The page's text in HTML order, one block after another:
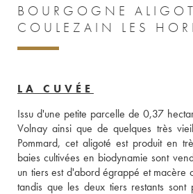
BOURGOGNE
COULEZAIN LES
LA CUVÉE
Issu d'une petite parcelle de 0,37
Volnay ainsi que de quelques très
Pommard, cet aligoté est produit en
baies cultivées en biodynamie sont
un tiers est d'abord égrappé et macère
tandis que les deux tiers restants sont